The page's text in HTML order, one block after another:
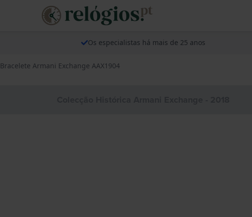
Os especialistas há mais de 25 anos
Bracelete Armani Exchange AAX1904